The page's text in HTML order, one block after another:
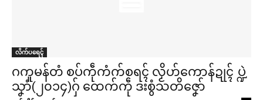
လိက်ပရေၚ်
ဂကူမန်တံ စပ်ကဵုကံက်စရၚ် လၟိဟ်ကောန်ဍုၚ် ပ္ဍဲ
သၞာံ(၂၀၁၄)ဂှ် ထေက်ကဵု ဒးစွံသတိဇၞော်